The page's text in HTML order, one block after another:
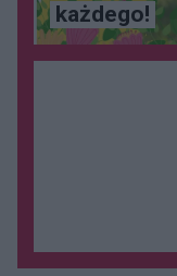
każdego!